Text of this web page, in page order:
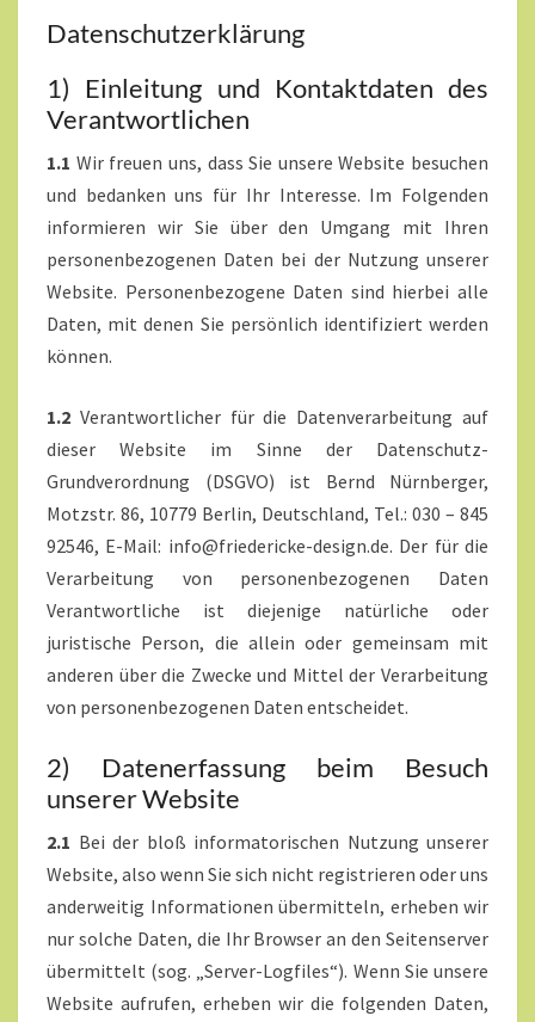
Datenschutzerklärung
1) Einleitung und Kontaktdaten des
Verantwortlichen
1.1 Wir freuen uns, dass Sie unsere Website besuchen
und bedanken uns für Ihr Interesse. Im Folgenden
informieren wir Sie über den Umgang mit Ihren
personenbezogenen Daten bei der Nutzung unserer
Website. Personenbezogene Daten sind hierbei alle
Daten, mit denen Sie persönlich identifiziert werden
können.
1.2 Verantwortlicher für die Datenverarbeitung auf
dieser Website im Sinne der Datenschutz-
Grundverordnung (DSGVO) ist Bernd Nürnberger,
Motzstr. 86, 10779 Berlin, Deutschland, Tel.: 030 – 845
92546, E-Mail: info@friedericke-design.de. Der für die
Verarbeitung von personenbezogenen Daten
Verantwortliche ist diejenige natürliche oder
juristische Person, die allein oder gemeinsam mit
anderen über die Zwecke und Mittel der Verarbeitung
von personenbezogenen Daten entscheidet.
2) Datenerfassung beim Besuch
unserer Website
2.1 Bei der bloß informatorischen Nutzung unserer
Website, also wenn Sie sich nicht registrieren oder uns
anderweitig Informationen übermitteln, erheben wir
nur solche Daten, die Ihr Browser an den Seitenserver
übermittelt (sog. „Server-Logfiles“). Wenn Sie unsere
Website aufrufen, erheben wir die folgenden Daten,